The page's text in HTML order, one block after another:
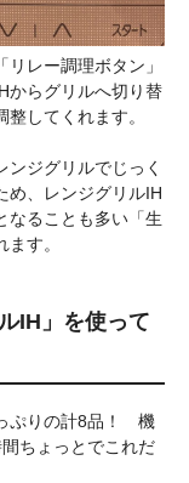
レー調理ボタン」
からグリルへ切り替
してくれます。
ンジグリルでじっく
め、レンジグリルIH
なることも多い「生
す。
IH」を使って
ぷりの計8品！ 機
ちょっとでこれだ